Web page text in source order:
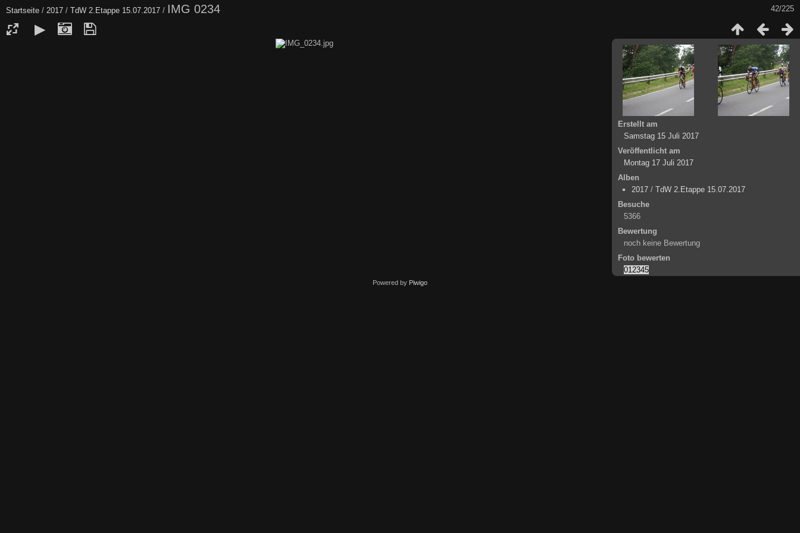
42/225
Startseite / 2017 / TdW 2.Etappe 15.07.2017 / IMG 0234
Erstellt am
Samstag 15 Juli 2017
Veröffentlicht am
Montag 17 Juli 2017
Alben
2017 /TdW 2.Etappe 15.07.2017
Besuche
5366
Bewertung
noch keine Bewertung
Foto bewerten
Powered by Piwigo